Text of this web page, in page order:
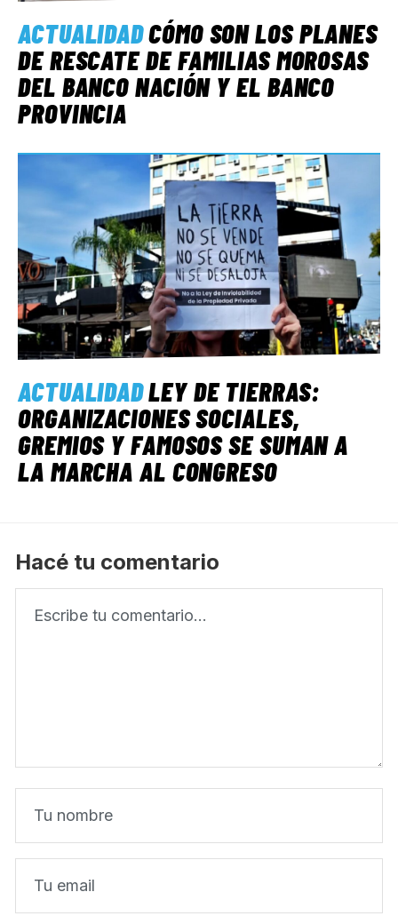
ACTUALIDADCÓMO SON LOS PLANES
DE RESCATE DE FAMILIAS MOROSAS
DEL BANCO NACIÓN Y EL BANCO
PROVINCIA
ACTUALIDADLEY DE TIERRAS:
ORGANIZACIONES SOCIALES,
GREMIOS Y FAMOSOS SE SUMAN A
LA MARCHA AL CONGRESO
Hacé tu comentario